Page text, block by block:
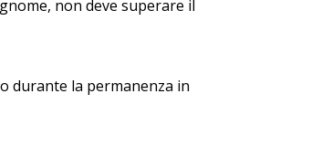
non deve superare il
durante la permanenza in